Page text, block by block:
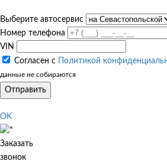
Выберите автосервис
Номер телефона
VIN
Согласен с
Политикой
данные не собираются
Отправить
OK
Заказать
звонок